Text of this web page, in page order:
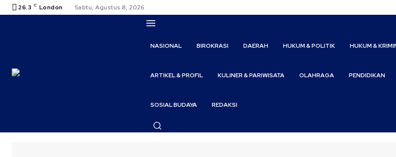
26.3 C London Sabtu, Agustus 8, 2026
NASIONAL BIROKRASI DAERAH HUKUM & POLITIK HUKUM &
ARTIKEL & PROFIL KULINER & PARIWISATA OLAHRAGA PENDIDIKAN
SOSIAL BUDAYA REDAKSI